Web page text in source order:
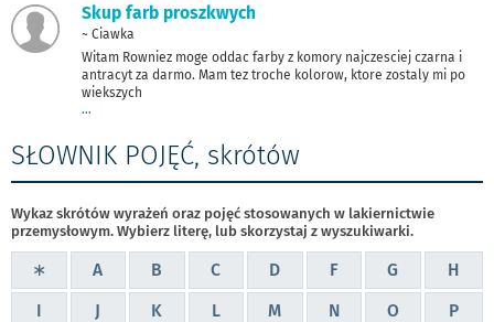
Skup farb proszkwych
~ Ciawka
Witam Rowniez moge oddac farby z komory najczesciej czarna i
antracyt za darmo. Mam tez troche kolorow, ktore zostaly mi po
wiekszych
...
SŁOWNIK POJĘĆ, skrótów
Wykaz skrótów wyrażeń oraz pojęć stosowanych w lakiernictwie
przemysłowym. Wybierz literę, lub skorzystaj z wyszukiwarki.
∗ WSZYSTKIE
HASŁA
A B C D F G
H
I
J K L M N O
P